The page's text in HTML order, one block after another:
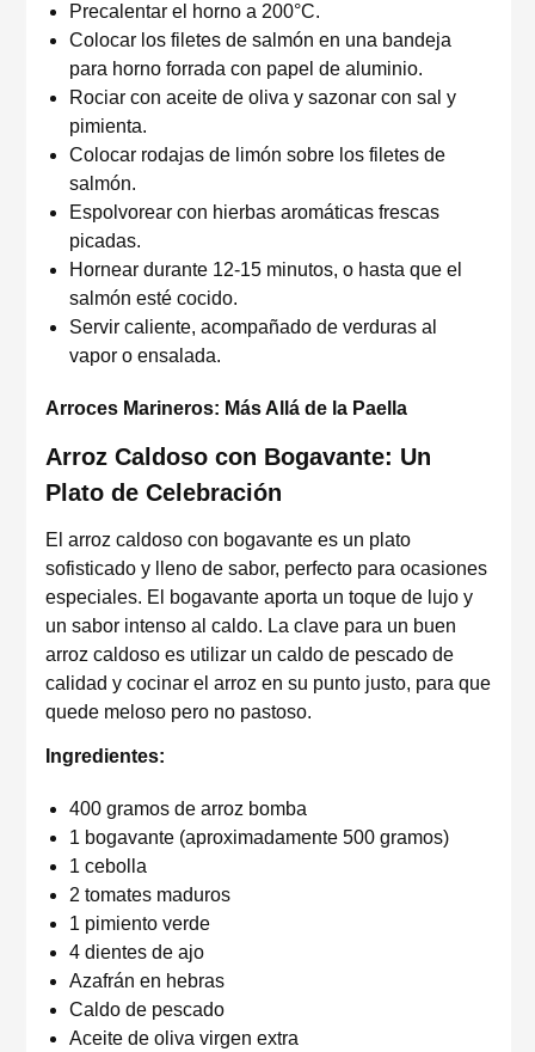
Precalentar el horno a 200°C.
Colocar los filetes de salmón en una bandeja
para horno forrada con papel de aluminio.
Rociar con aceite de oliva y sazonar con sal y
pimienta.
Colocar rodajas de limón sobre los filetes de
salmón.
Espolvorear con hierbas aromáticas frescas
picadas.
Hornear durante 12-15 minutos, o hasta que el
salmón esté cocido.
Servir caliente, acompañado de verduras al
vapor o ensalada.
Arroces Marineros: Más Allá de la Paella
Arroz Caldoso con Bogavante: Un
Plato de Celebración
El arroz caldoso con bogavante es un plato
sofisticado y lleno de sabor, perfecto para ocasiones
especiales. El bogavante aporta un toque de lujo y
un sabor intenso al caldo. La clave para un buen
arroz caldoso es utilizar un caldo de pescado de
calidad y cocinar el arroz en su punto justo, para que
quede meloso pero no pastoso.
Ingredientes:
400 gramos de arroz bomba
1 bogavante (aproximadamente 500 gramos)
1 cebolla
2 tomates maduros
1 pimiento verde
4 dientes de ajo
Azafrán en hebras
Caldo de pescado
Aceite de oliva virgen extra